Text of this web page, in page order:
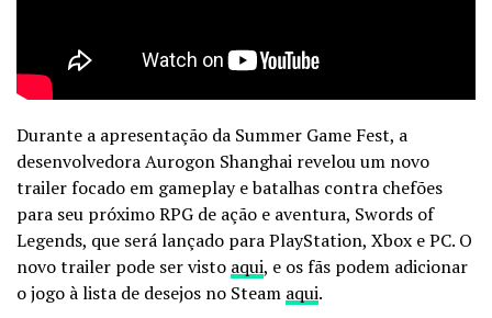
Durante a apresentação da Summer Game Fest, a
desenvolvedora Aurogon Shanghai revelou um novo
trailer focado em gameplay e batalhas contra chefões
para seu próximo RPG de ação e aventura, Swords of
Legends, que será lançado para PlayStation, Xbox e PC. O
novo trailer pode ser visto aqui, e os fãs podem adicionar
o jogo à lista de desejos no Steam aqui.